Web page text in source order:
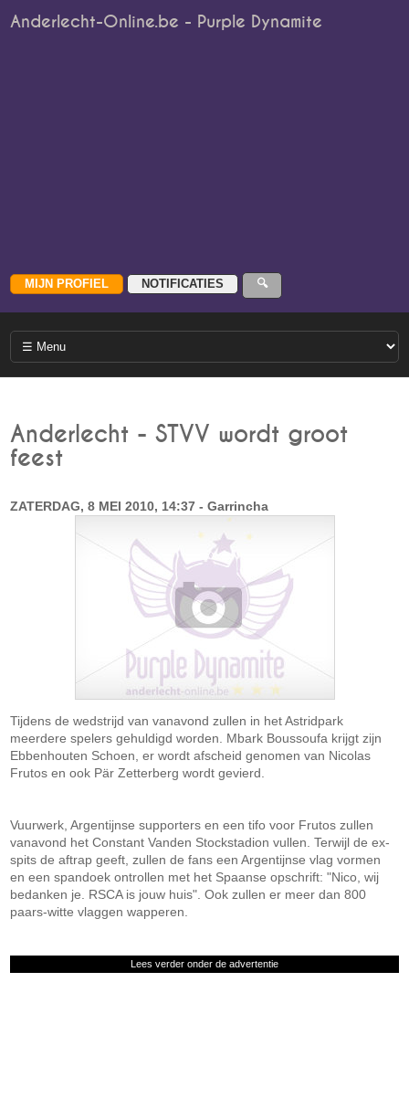
Anderlecht-Online.be - Purple Dynamite
Anderlecht - STVV wordt groot
feest
ZATERDAG, 8 MEI 2010, 14:37 - Garrincha
Tijdens de wedstrijd van vanavond zullen in het Astridpark
meerdere spelers gehuldigd worden. Mbark Boussoufa krijgt zijn
Ebbenhouten Schoen, er wordt afscheid genomen van Nicolas
Frutos en ook Pär Zetterberg wordt gevierd.
Vuurwerk, Argentijnse supporters en een tifo voor Frutos zullen
vanavond het Constant Vanden Stockstadion vullen. Terwijl de ex-
spits de aftrap geeft, zullen de fans een Argentijnse vlag vormen
en een spandoek ontrollen met het Spaanse opschrift: "Nico, wij
bedanken je. RSCA is jouw huis". Ook zullen er meer dan 800
paars-witte vlaggen wapperen.
Lees verder onder de advertentie